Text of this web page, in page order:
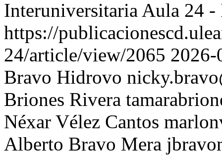
Interuniversitaria Aula 24
https://
24/article/view/2065
Bravo Hidrovo
Briones Rivera
Néxar Vélez Cantos
Alberto Bravo Mera